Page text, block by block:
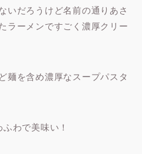
いだろうけど名前の通りあさ
ラーメンですごく濃厚クリー
麺を含め濃厚なスープパスタ
わで美味い！